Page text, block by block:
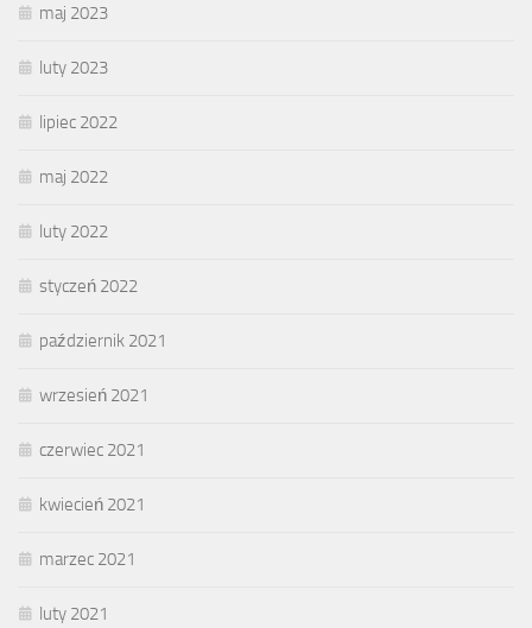
maj 2023
luty 2023
lipiec 2022
maj 2022
luty 2022
styczeń 2022
październik 2021
wrzesień 2021
czerwiec 2021
kwiecień 2021
marzec 2021
luty 2021